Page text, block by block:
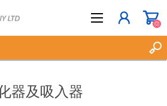
(0)
器及吸入器